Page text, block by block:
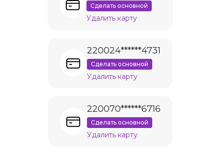
Сделать основной
Удалить карту
220024******4731
Сделать основной
Удалить карту
220070******6716
Сделать основной
Удалить карту